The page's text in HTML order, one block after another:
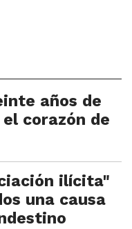
años de
corazón de
ilícita"
una causa